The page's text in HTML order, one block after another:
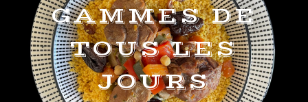
GAMMES DE
TOUS LES
JOURS